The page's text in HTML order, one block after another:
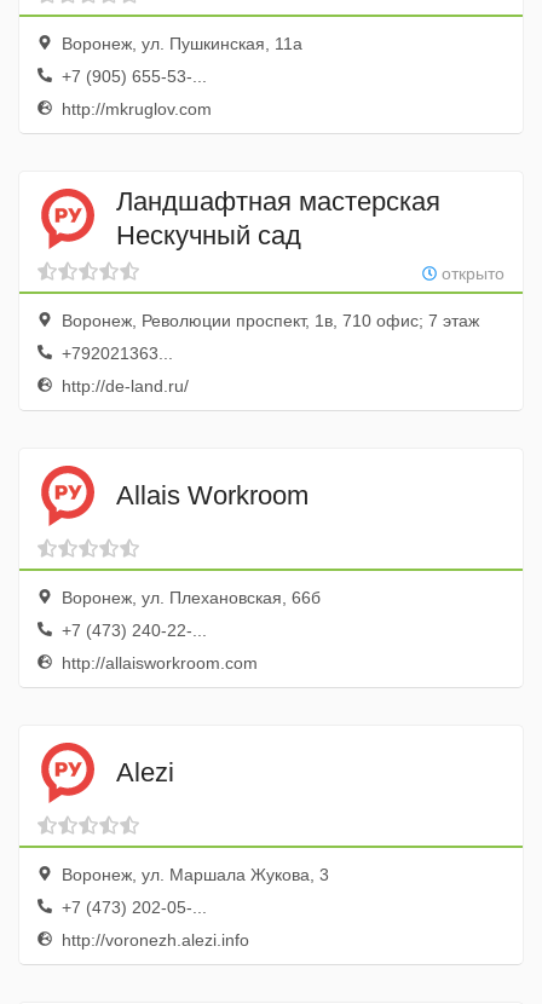
Воронеж, ул. Пушкинская, 11а
+7 (905) 655-53-...
http://mkruglov.com
Ландшафтная мастерская
Нескучный сад
открыто
Воронеж, Революции проспект, 1в, 710 офис; 7 этаж
+792021363...
http://de-land.ru/
Allais Workroom
Воронеж, ул. Плехановская, 66б
+7 (473) 240-22-...
http://allaisworkroom.com
Alezi
Воронеж, ул. Маршала Жукова, 3
+7 (473) 202-05-...
http://voronezh.alezi.info